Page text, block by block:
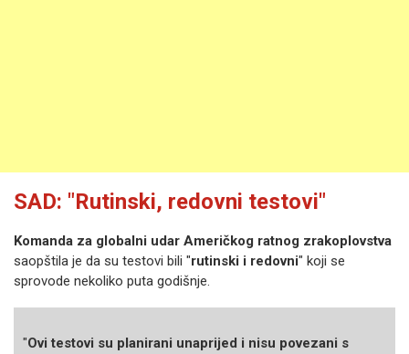
SAD: "Rutinski, redovni testovi"
Komanda za globalni udar Američkog ratnog zrakoplovstva
saopštila je da su testovi bili "rutinski i redovni" koji se
sprovode nekoliko puta godišnje.
"Ovi testovi su planirani unaprijed i nisu povezani s